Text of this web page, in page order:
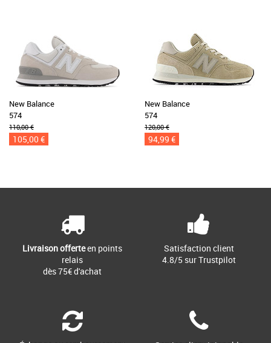
New Balance
574
110,00 €
105,00 €
New Balance
574
120,00 €
94,99 €
Livraison offerteen points
relais
dès 75€ d'achat
Satisfaction client
4.8/5 sur Trustpilot